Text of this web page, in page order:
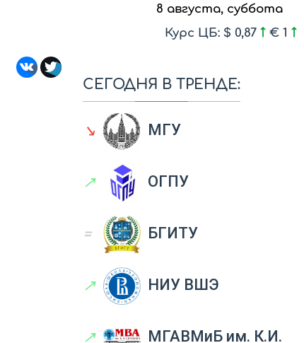
8 августа, суббота
Курс ЦБ: $ 0,87
€ 1
СЕГОДНЯ В ТРЕНДЕ:
↘ МГУ
↗ ОГПУ
= БГИТУ
↗ НИУ ВШЭ
↗
МГАВМиБ им. К.И.